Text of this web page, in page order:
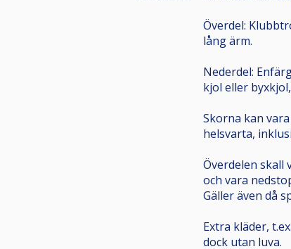
Överdel:
lång ärm.
Nederdel:
kjol eller
Skorna kan
helsvarta,
Överdelen skall
och vara
Gäller även då
Extra kläder,
dock utan luva.